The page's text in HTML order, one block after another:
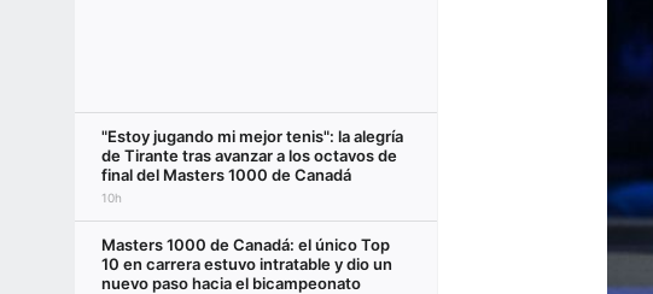
"Estoy jugando mi mejor tenis": la alegría
de Tirante tras avanzar a los octavos de
final del Masters 1000 de Canadá
10h
Masters 1000 de Canadá: el único Top
10 en carrera estuvo intratable y dio un
nuevo paso hacia el bicampeonato